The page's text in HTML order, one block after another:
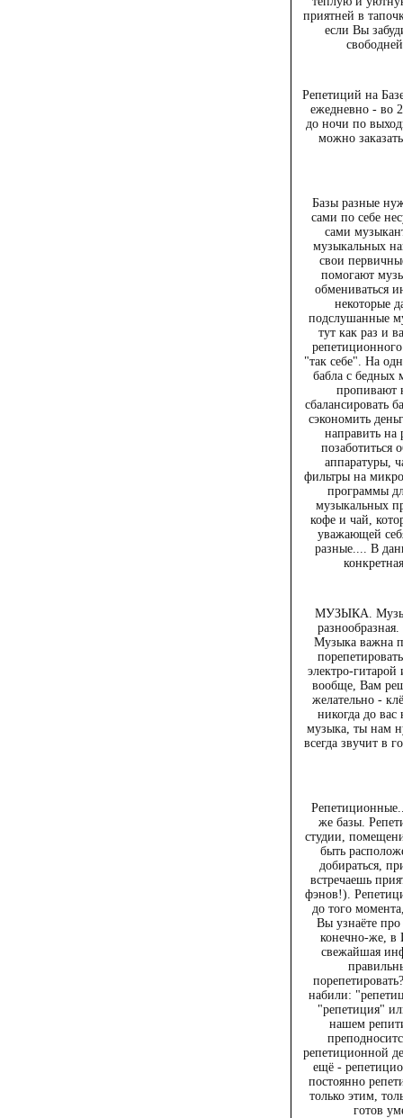
приятней в
если Вы
Репетиций на
ежедневно - во
до ночи по
можно
Базы разные
сами по себе
сами
музыкальных
свои
помогают
обмениваться
некоторые
подслушанные
тут как раз и
"так себе". На
бабла с бедных
пропивают
сбалансировать
сэкономить
направить на
позаботиться
аппаратуры,
фильтры на
программы
музыкальных
кофе и чай,
уважающей
разные.... В
МУЗЫКА.
Музыка важна
электро-
вообще, Вам
желательно -
никогда до
музыка, ты нам
всегда звучит в
же базы.
студии,
быть
добираться,
встречаешь
фэнов!).
до того
Вы узнаёте
конечно-же, в
свежайшая
набили:
"репетиция"
нашем
репетиционной
ещё -
постоянно
только этим,
готов